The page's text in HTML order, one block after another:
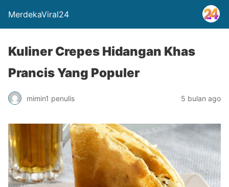
MerdekaViral24
Kuliner Crepes Hidangan Khas
Prancis Yang Populer
mimin1 penulis 5 bulan ago